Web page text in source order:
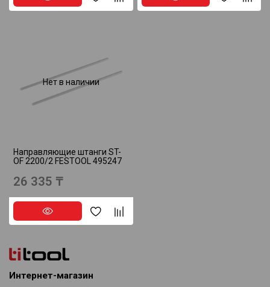
Нет в наличии
Направляющие штанги ST-
OF 2200/2 FESTOOL 495247
26 335 ₸
Интернет-магазин